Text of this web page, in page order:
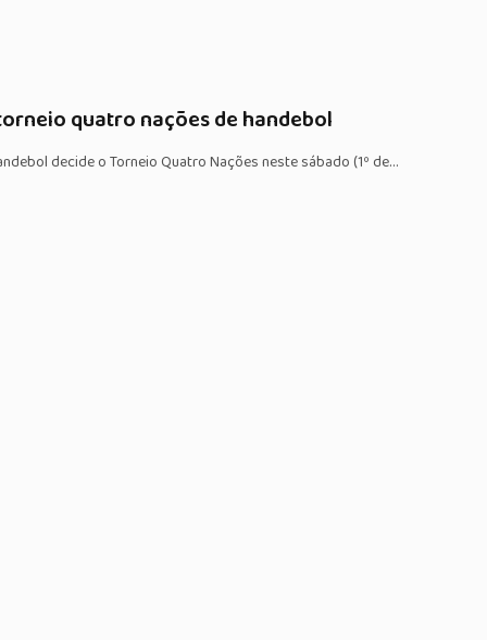
quatro nações de handebol
decide o Torneio Quatro Nações neste sábado (1º de…